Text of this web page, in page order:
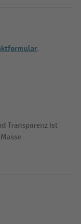
.
Transparenz ist